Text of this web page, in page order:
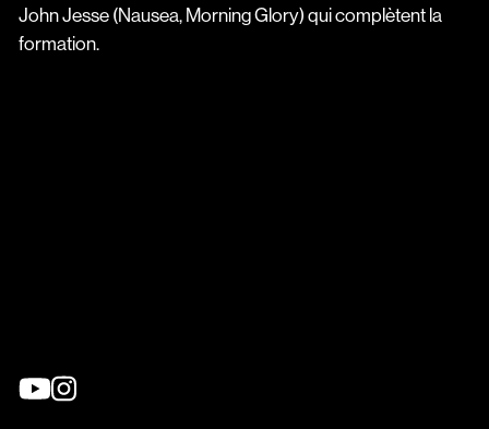
John Jesse (Nausea, Morning Glory) qui complètent la
formation.